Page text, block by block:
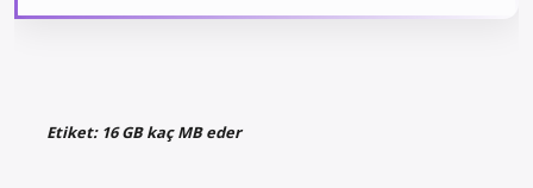
Etiket: 16 GB kaç MB eder